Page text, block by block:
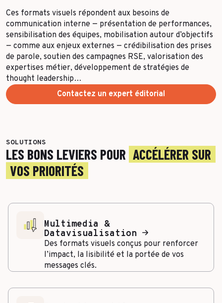
Ces formats visuels répondent aux besoins de
communication interne — présentation de performances,
sensibilisation des équipes, mobilisation autour d’objectifs
— comme aux enjeux externes — crédibilisation des prises
de parole, soutien des campagnes RSE, valorisation des
expertises métier, développement de stratégies de
thought leadership…
Contactez un expert éditorial
SOLUTIONS
LES BONS LEVIERS POUR ACCÉLÉRER SUR
VOS PRIORITÉS
Multimedia &
Datavisualisation
Des formats visuels conçus pour renforcer
l’impact, la lisibilité et la portée de vos
messages clés.